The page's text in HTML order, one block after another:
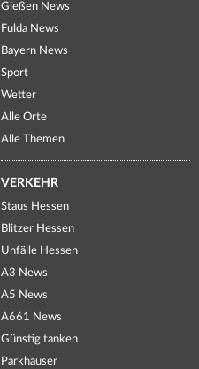
Gießen News
Fulda News
Bayern News
Sport
Wetter
Alle Orte
Alle Themen
VERKEHR
Staus Hessen
Blitzer Hessen
Unfälle Hessen
A3 News
A5 News
A661 News
Günstig tanken
Parkhäuser